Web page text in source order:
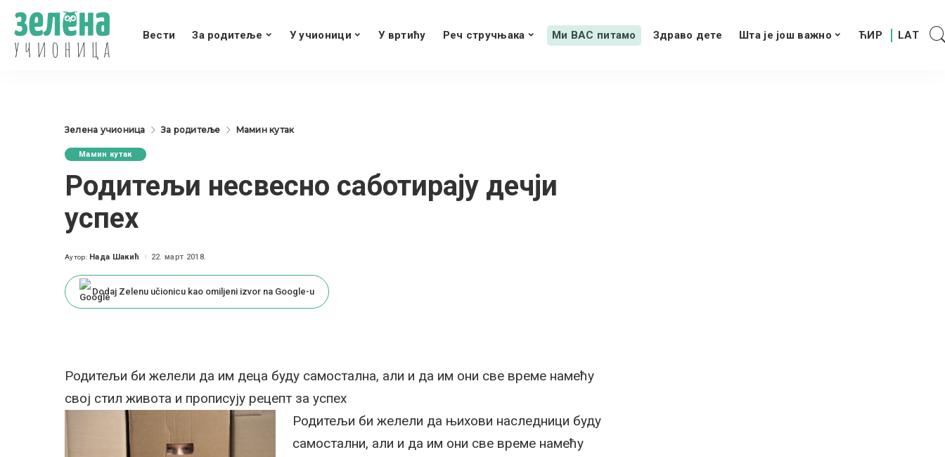
Вести За родитеље У учионици У вртићу Реч стручњака Ми ВАС питамо Здраво дете Шта је још важно
Зелена учионица За родитеље Мамин кутак
Мамин кутак
Родитељи несвесно саботирају дечји
успех
Posted
Аутор: Нада Шакић 22. март 2018.
Dodaj Zelenu učionicu kao omiljeni izvor na Google-u
Родитељи би желели да им деца буду самостална, али и да им они све време намећу
свој стил живота и прописују рецепт за успех
Родитељи би желели да њихови наследници буду
самостални, али и да им они све време намећу